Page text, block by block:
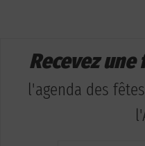
Recevez
l'agenda des